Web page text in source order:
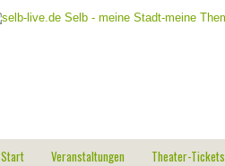
Start Veranstaltungen Theater-Tickets